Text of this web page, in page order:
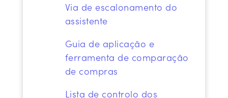
Via de escalonamento do
assistente
Guia de aplicação e
ferramenta de comparação
de compras
Lista de controlo dos